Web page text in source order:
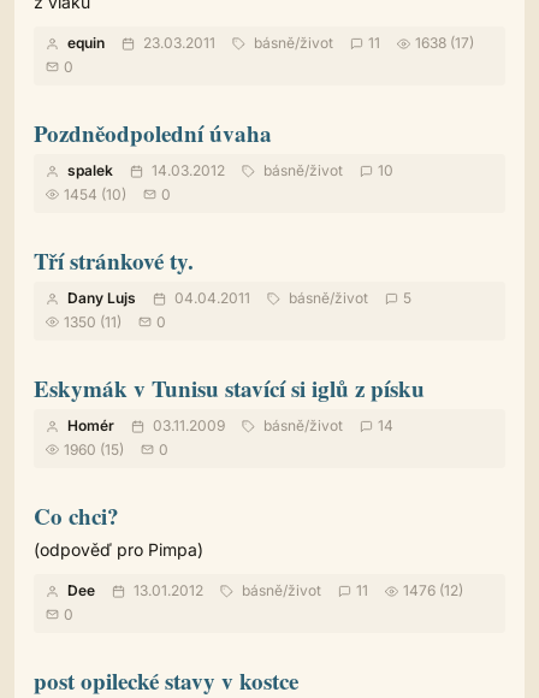
equin 23.03.2011 básně/život 11
1638 (17)
0
Pozdněodpolední úvaha
spalek 14.03.2012 básně/život
10
1454 (10)
0
Tří stránkové ty.
Dany Lujs 04.04.2011 básně/život
5
1350 (11)
0
Eskymák v Tunisu stavící si iglů z písku
Homér 03.11.2009 básně/život
14
1960 (15)
0
Co chci?
(odpověď pro Pimpa)
Dee 13.01.2012 básně/život 11
1476 (12)
0
post opilecké stavy v kostce